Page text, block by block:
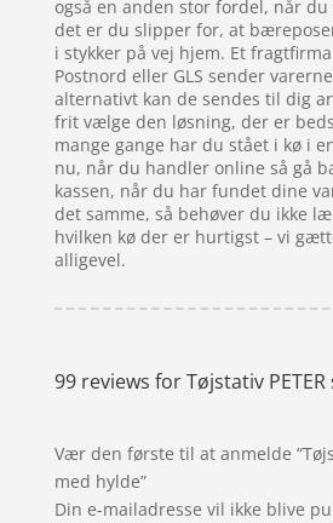
også en anden stor fordel, når
det er du slipper for, at
i stykker på vej hjem. Et
Postnord eller GLS sender
alternativt kan de sendes til dig
frit vælge den løsning, der er
mange gange har du stået i kø i
nu, når du handler online så gå
kassen, når du har fundet dine
det samme, så behøver du ikke
hvilken kø der er hurtigst – vi
alligevel.
99 reviews forTøjstativ
Vær den første til at anmelde
med hylde”
Din e-mailadresse vil ikke blive